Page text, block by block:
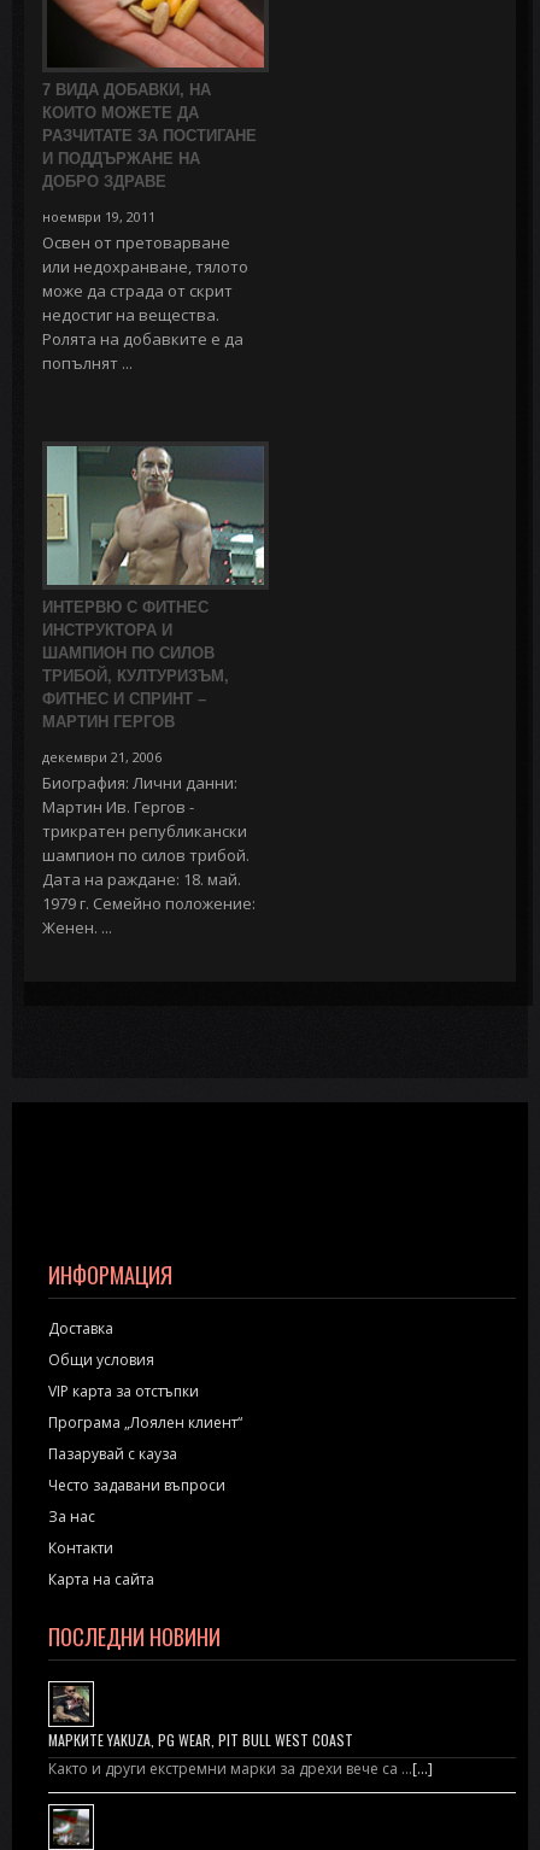
7 ВИДА ДОБАВКИ, НА
КОИТО МОЖЕТЕ ДА
РАЗЧИТАТЕ ЗА ПОСТИГАНЕ
И ПОДДЪРЖАНЕ НА
ДОБРО ЗДРАВЕ
ноември 19, 2011
Освен от претоварване
или недохранване, тялото
може да страда от скрит
недостиг на вещества.
Ролята на добавките е да
попълнят ...
ИНТЕРВЮ С ФИТНЕС
ИНСТРУКТОРА И
ШАМПИОН ПО СИЛОВ
ТРИБОЙ, КУЛТУРИЗЪМ,
ФИТНЕС И СПРИНТ –
МАРТИН ГЕРГОВ
декември 21, 2006
Биография: Лични данни:
Мартин Ив. Гергов -
трикратен републикански
шампион по силов трибой.
Дата на раждане: 18. май.
1979 г. Семейно положение:
Женен. ...
ИНФОРМАЦИЯ
Доставка
Общи условия
VIP карта за отстъпки
Програма „Лоялен клиент“
Пазарувай с кауза
Често задавани въпроси
За нас
Контакти
Карта на сайта
ПОСЛЕДНИ НОВИНИ
МАРКИТЕ YAKUZA, PG WEAR, PIT BULL WEST COAST
Както и други екстремни марки за дрехи вече са …[...]